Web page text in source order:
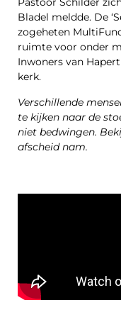
Bladel meldde. De
zogeheten
ruimte voor onder
Inwoners van
kerk.
Verschillende
te kijken naar de
niet bedwingen.
afscheid nam.